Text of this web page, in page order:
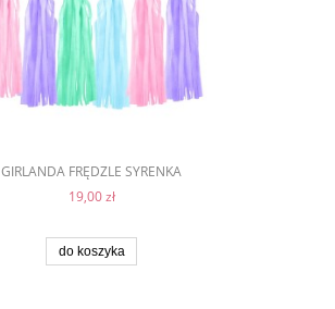
GIRLANDA FRĘDZLE SYRENKA
19,00 zł
do koszyka